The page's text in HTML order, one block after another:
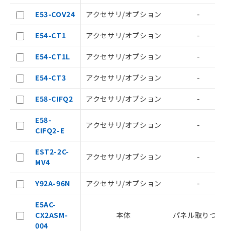
E53-COV24 アクセサリ/オプション -
E54-CT1 アクセサリ/オプション -
E54-CT1L アクセサリ/オプション -
E54-CT3 アクセサリ/オプション -
E58-CIFQ2 アクセサリ/オプション -
E58-
CIFQ2-E
アクセサリ/オプション -
EST2-2C-
MV4
アクセサリ/オプション -
Y92A-96N アクセサリ/オプション -
E5AC-
CX2ASM-
004
本体 パネル取りつけ
記
号
説明
一定数以上の在庫あり
－
在庫なし(最新の在庫状況につ
いては、お客様のお取引先、ま
たはお客様担当のオムロン制御
機器販売店・当社販売員にご確
認ください)
空
白
情報を公開していない機種
当社制御機器事業取扱商品の中には、
本サービスの対象外となる商品もある
ことをご了承ください。
在庫状況および標準価格照会結果は、
記載している更新日時点での社内デー
タに基づき作成されるものであり、閲
覧された時点での実際の在庫および標
準価格とは異なる場合があることをご
了承ください。
正式な納期状況および標準価格はお客
様のお取引先、またはお客様担当のオ
ムロン制御機器販売店・当社販売員に
ご相談ください。
オムロン制御機器販売店や当社販売拠
点は「
販売ネットワーク
」をご確認
在庫状況および標準価格結果を当社の
事前の承諾なく第三者に漏洩または開
示しないようお願いします。
ビス）をご利用いただくには、I-Web